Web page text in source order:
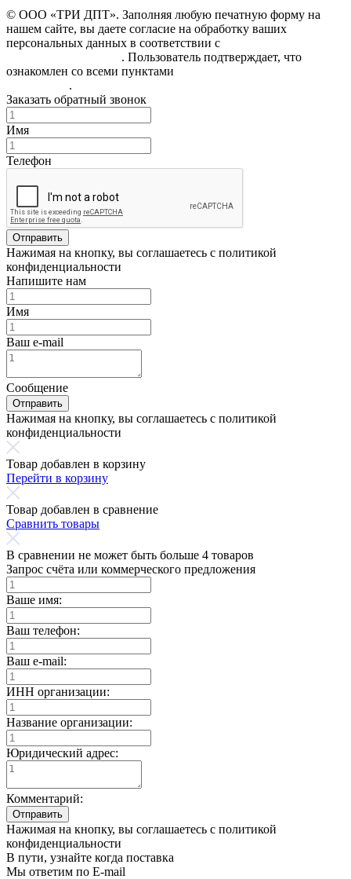
© ООО «ТРИ ДПТ». Заполняя любую печатную форму на
нашем сайте, вы даете согласие на обработку ваших
персональных данных в соответствии с
. Пользователь подтверждает, что
ознакомлен со всеми пунктами
.
Заказать обратный звонок
Имя
Телефон
Отправить
Нажимая на кнопку, вы соглашаетесь с политикой
конфиденциальности
Напишите нам
Имя
Ваш e-mail
Сообщение
Отправить
Нажимая на кнопку, вы соглашаетесь с политикой
конфиденциальности
Товар добавлен в корзину
Перейти в корзину
Товар добавлен в сравнение
Сравнить товары
В сравнении не может быть больше 4 товаров
Запрос счёта или коммерческого предложения
Ваше имя:
Ваш телефон:
Ваш e-mail:
ИНН организации:
Название организации:
Юридический адрес:
Комментарий:
Отправить
Нажимая на кнопку, вы соглашаетесь с политикой
конфиденциальности
В пути, узнайте когда поставка
Мы ответим по E-mail